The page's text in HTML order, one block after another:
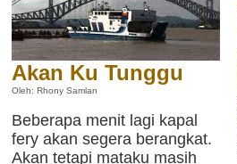
Akan Ku Tunggu
Oleh: Rhony Samlan
Beberapa menit lagi kapal
fery akan segera berangkat.
Akan tetapi mataku masih